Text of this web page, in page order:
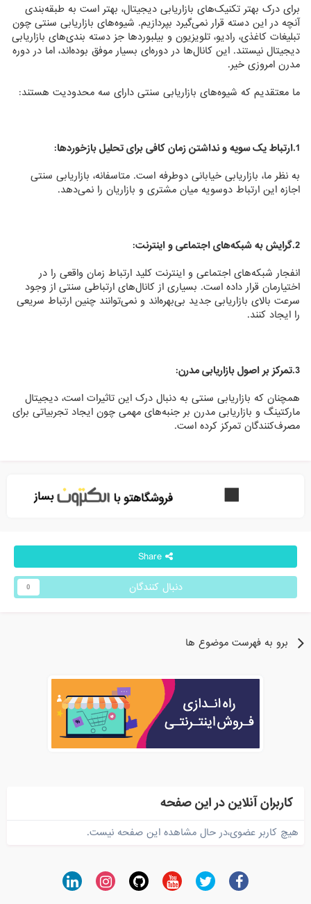
برای درک بهتر تکنیک‌های بازاریابی دیجیتال، بهتر است به طبقه‌بندی
آنچه در این دسته قرار نمی‌گیرد بپردازیم. شیوه‌های بازاریابی سنتی چون
تبلیغات کاغذی، رادیو، تلویزیون و بیلبوردها جز دسته بندی‌های بازاریابی
دیجیتال نیستند. این کانال‌ها در دوره‌ای بسیار موفق بوده‌اند، اما در دوره
مدرن امروزی خیر.
ما معتقدیم که شیوه‌های بازاریابی سنتی دارای سه محدودیت هستند:
به نظر ما، بازاریابی خیابانی دوطرفه است. متاسفانه، بازاریابی سنتی
اجازه این ارتباط دوسویه میان مشتری و بازاریان را نمی‌دهد.
2.گرایش به شبکه‌های اجتماعی و اینترنت:
انفجار شبکه‌های اجتماعی و اینترنت کلید ارتباط زمان واقعی را در
اختیارمان قرار داده است. بسیاری از کانال‌های ارتباطی سنتی از وجود
سرعت بالای بازاریابی جدید بی‌بهره‌اند و نمی‌توانند چنین ارتباط سریعی
را ایجاد کنند.
3.تمرکز بر اصول بازاریابی مدرن:
همچنان که بازاریابی سنتی به دنبال درک این تاثیرات است، دیجیتال
مارکتینگ و بازاریابی مدرن بر جنبه‌های مهمی چون ایجاد تجربیاتی برای
مصرف‌کنندگان تمرکز کرده است.
Share
دنبال کنندگان
برو به فهرست موضوع ها
کاربران آنلاین در این صفحه
هیچ کاربر عضوی،در حال مشاهده این صفحه نیست.